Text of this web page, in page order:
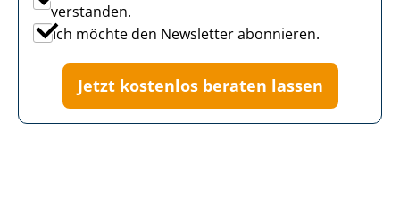
verstanden.
Ich möchte den Newsletter abonnieren.
Jetzt kostenlos beraten lassen